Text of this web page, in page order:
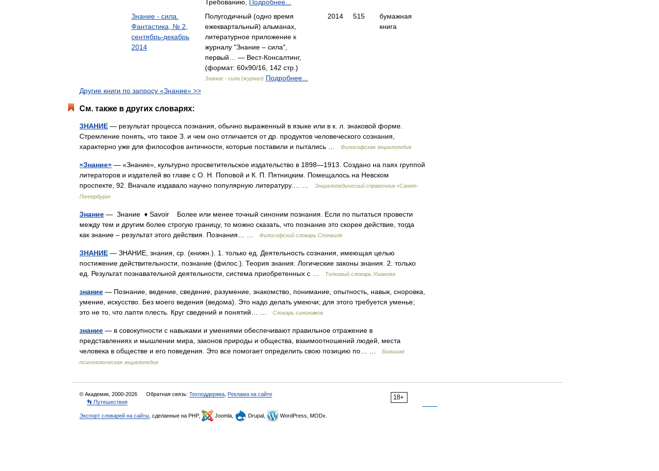
Требованию, Подробнее...
Знание - сила.
Фантастика, № 2,
сентябрь-декабрь
2014
Полугодичный (одно время
ежеквартальный) альманах,
литературное приложение к
журналу "Знание – сила",
первый… — Вест-Консалтинг,
(формат: 60x90/16, 142 стр.)
Знание - сила (журнал) Подробнее...
2014 515
бумажная
книга
Другие книги по запросу «Знание» >>
См. также в других словарях:
ЗНАНИЕ — результат процесса познания, обычно выраженный в языке или в к. л. знаковой форме.
Стремление понять, что такое З. и чем оно отличается от др. продуктов человеческого сознания,
характерно уже для философов античности, которые поставили и пытались …
Философская энциклопедия
«Знание» — «Знание», культурно просветительское издательство в 1898—1913. Создано на паях группой
литераторов и издателей во главе с О. Н. Поповой и К. П. Пятницким. Помещалось на Невском
проспекте, 92. Вначале издавало научно популярную литературу.… …
Энциклопедический справочник «Санкт-
Петербург»
Знание — Знание ♦ Savoir Более или менее точный синоним познания. Если по пытаться провести
между тем и другим более строгую границу, то можно сказать, что познание это скорее действие, тогда
как знание – результат этого действия. Познания… …
Философский словарь Спонвиля
ЗНАНИЕ — ЗНАНИЕ, знания, ср. (книжн.). 1. только ед. Деятельность сознания, имеющая целью
постижение действительности, познание (филос.). Теория знания. Логические законы знания. 2. только
ед. Результат познавательной деятельности, система приобретенных с …
Толковый словарь Ушакова
знание — Познание, ведение, сведение, разумение, знакомство, понимание, опытность, навык, сноровка,
умение, искусство. Без моего ведения (ведома). Это надо делать умеючи; для этого требуется уменье;
это не то, что лапти плесть. Круг сведений и понятий… …
Словарь синонимов
знание — в совокупности с навыками и умениями обеспечивают правильное отражение в
представлениях и мышлении мира, законов природы и общества, взаимоотношений людей, места
человека в обществе и его поведения. Это все помогает определить свою позицию по… …
Большая
психологическая энциклопедия
18+
© Академик, 2000-2026 Обратная связь: Техподдержка Реклама на сайте
👣 Путешествия
Экспорт словарей на сайты , сделанные на PHP, Joomla, Drupal, WordPress, MODx.